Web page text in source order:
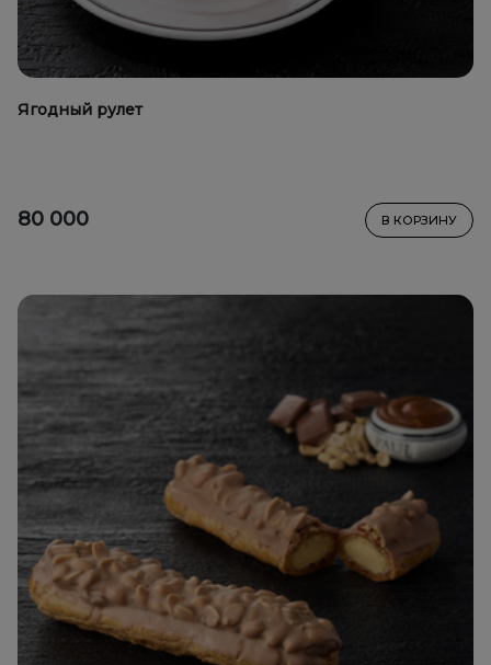
Ягодный рулет
80 000 В КОРЗИНУ